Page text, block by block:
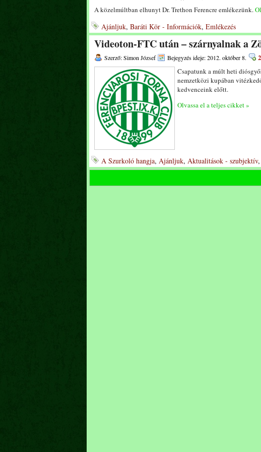
A közelmúltban elhunyt Dr. Trethon Ferencre emlékezünk.
Ajánljuk, Baráti Kör - Információk, Emlékezés
Videoton-FTC után – szárnyalnak a
Szerző: Simon József Bejegyzés ideje: 2012. október 8.
Csapatunk a múlt heti
nemzetközi kupában
kedvenceink előtt.
Olvassa el a teljes cikket »
A Szurkoló hangja, Ajánljuk, Aktualitások - szubjektív,